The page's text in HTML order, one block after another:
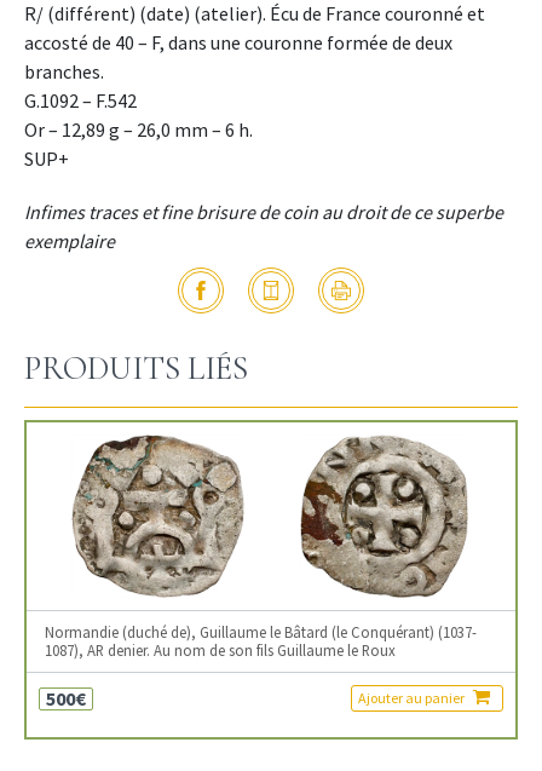
R/ (différent) (date) (atelier). Écu de France couronné et
accosté de 40 – F, dans une couronne formée de deux
branches.
G.1092 – F.542
Or – 12,89 g – 26,0 mm – 6 h.
SUP+
Infimes traces et fine brisure de coin au droit de ce superbe
exemplaire
PRODUITS LIÉS
Normandie (duché de), Guillaume le Bâtard (le Conquérant) (1037-
1087), AR denier. Au nom de son fils Guillaume le Roux
500€ Ajouter au panier